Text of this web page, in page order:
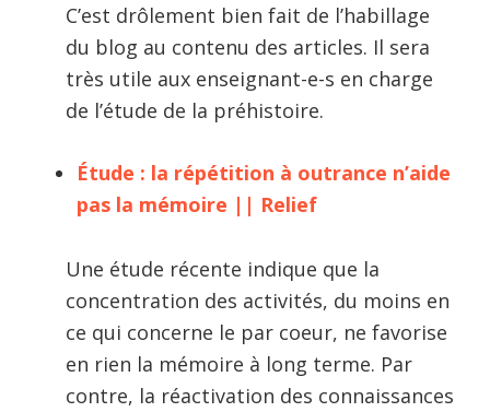
C’est drôlement bien fait de l’habillage
du blog au contenu des articles. Il sera
très utile aux enseignant-e-s en charge
de l’étude de la préhistoire.
Étude : la répétition à outrance n’aide
pas la mémoire || Relief
Une étude récente indique que la
concentration des activités, du moins en
ce qui concerne le par coeur, ne favorise
en rien la mémoire à long terme. Par
contre, la réactivation des connaissances